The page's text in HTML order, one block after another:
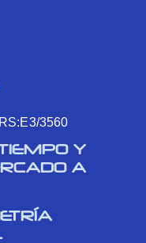
3560
Y
A